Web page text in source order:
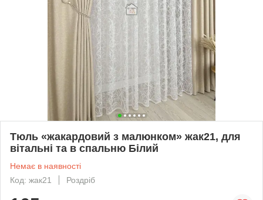
Тюль «жакардовий з малюнком» жак21, для
вітальні та в спальню Білий
Немає в наявності
Код: жак21
Роздріб